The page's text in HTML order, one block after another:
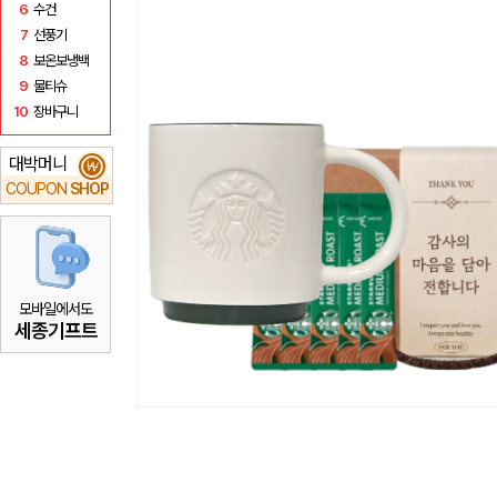
6 수건
7 선풍기
8 보온보냉백
9 물티슈
10 장바구니
대박머니
COUPON SHOP
₩
모바일에서도
세종기프트